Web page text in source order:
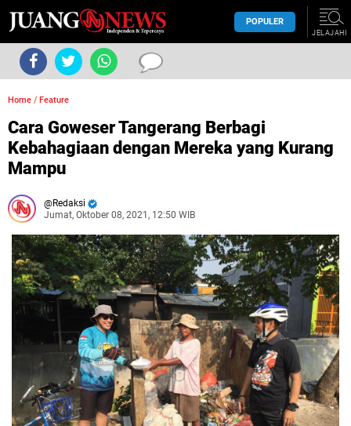
POPULER
JELAJAHI
Home / Feature
Cara Goweser Tangerang Berbagi
Kebahagiaan dengan Mereka yang Kurang
Mampu
Redaksi
Jumat, Oktober 08, 2021, 12:50 WIB